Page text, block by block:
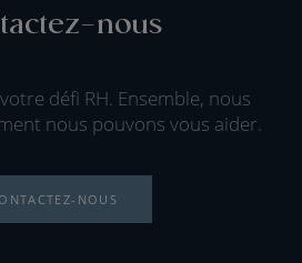
nous
défi RH. Ensemble, nous
nous pouvons vous aider.
NOUS